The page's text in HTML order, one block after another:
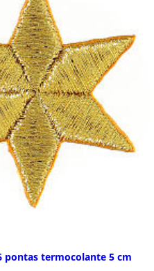
pontas termocolante 5 cm